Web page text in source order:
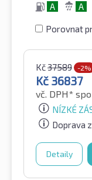
A A
Porovnat
Kč37589 -2%
Kč 36837
vč. DPH*
NÍZKÉ
Doprava
Detaily